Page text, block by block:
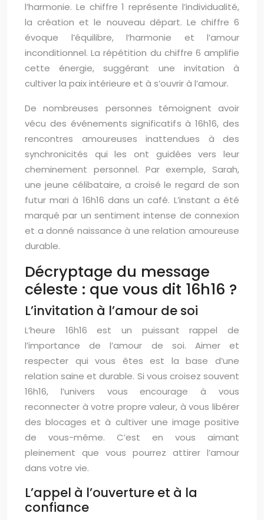
l’harmonie. Le chiffre 1 représente l’individualité,
la création et le nouveau départ. Le chiffre 6
évoque l’équilibre, l’harmonie et l’amour
inconditionnel. La répétition du chiffre 6 amplifie
cette énergie, suggérant une invitation à
cultiver la paix intérieure et à s’ouvrir à l’amour.
De nombreuses personnes témoignent avoir
vécu des événements significatifs à 16h16, des
rencontres amoureuses inattendues à des
synchronicités qui les ont guidées vers leur
cheminement personnel. Par exemple, Sarah,
une jeune célibataire, a croisé le regard de son
futur mari à 16h16 dans un café. L’instant a été
marqué par un sentiment intense de connexion
et a donné naissance à une relation amoureuse
durable.
Décryptage du message
céleste : que vous dit 16h16 ?
L’invitation à l’amour de soi
L’heure 16h16 est un puissant rappel de
l’importance de l’amour de soi. Aimer et
respecter qui vous êtes est la base d’une
relation saine et durable. Si vous croisez souvent
16h16, l’univers vous encourage à vous
reconnecter à votre propre valeur, à vous libérer
des blocages et à cultiver une image positive
de vous-même. C’est en vous aimant
pleinement que vous pourrez attirer l’amour
dans votre vie.
L’appel à l’ouverture et à la
confiance